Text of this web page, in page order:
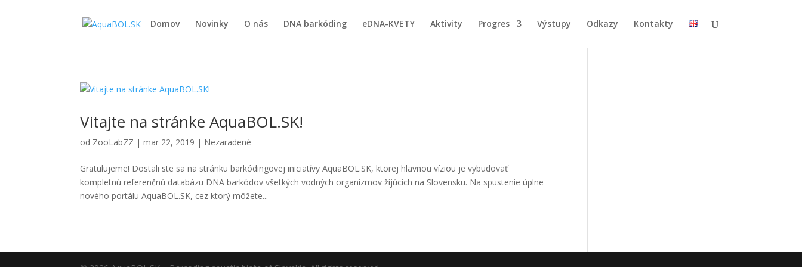
Domov Novinky O nás DNA barkóding eDNA-KVETY Aktivity Progres Výstupy Odkazy Kontakty
Vitajte na stránke AquaBOL.SK!
od ZooLabZZ |mar 22, 2019 | Nezaradené
Gratulujeme! Dostali ste sa na stránku barkódingovej iniciatívy AquaBOL.SK, ktorej hlavnou víziou je vybudovať
kompletnú referenčnú databázu DNA barkódov všetkých vodných organizmov žijúcich na Slovensku. Na spustenie úplne
nového portálu AquaBOL.SK, cez ktorý môžete...